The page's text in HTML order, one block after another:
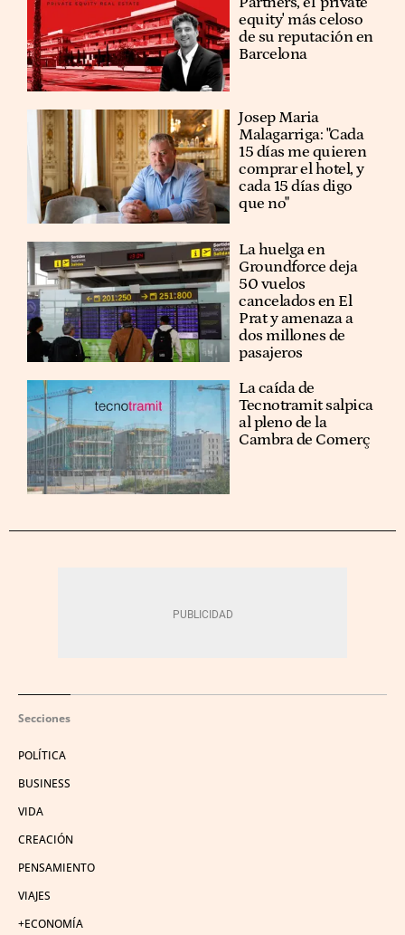
equity' más celoso
de su reputación en
Barcelona
​​Josep Maria
Malagarriga: "Cada
15 días me quieren
comprar el hotel, y
cada 15 días digo
que no"
La huelga en
Groundforce deja
50 vuelos
cancelados en El
Prat y amenaza a
dos millones de
pasajeros
La caída de
Tecnotramit salpica
al pleno de la
Cambra de Comerç
Secciones
POLÍTICA
BUSINESS
VIDA
CREACIÓN
PENSAMIENTO
VIAJES
+ECONOMÍA